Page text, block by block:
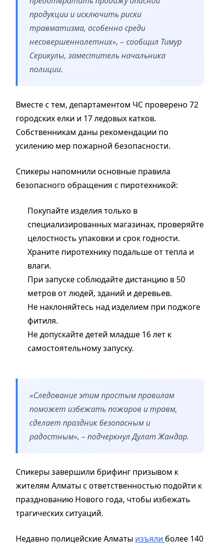
продукции и исключить риски
травматизма, особенно среди
несовершеннолетних», – сообщил Тимур
Серикулы, заместитель начальника
полиции.
Вместе с тем, департаментом ЧС проверено 72
городских елки и 17 ледовых катков.
Собственникам даны рекомендации по
усилению мер пожарной безопасности.
Спикеры напомнили основные правила
безопасного обращения с пиротехникой:
Покупайте изделия только в
специализированных магазинах, проверяйте
целостность упаковки и срок годности.
Храните пиротехнику подальше от тепла и
влаги.
При запуске соблюдайте дистанцию в 50
метров от людей, зданий и деревьев.
Не наклоняйтесь над изделием при поджоге
фитиля.
Не допускайте детей младше 16 лет к
самостоятельному запуску.
«Следование этим простым правилам
поможет избежать пожаров и травм,
сделает праздник безопасным и
радостным», – подчеркнул Дулат Жандар.
Спикеры завершили брифинг призывом к
жителям Алматы с ответственностью подойти к
празднованию Нового года, чтобы избежать
трагических ситуаций.
Недавно полицейские Алматы изъяли более 140